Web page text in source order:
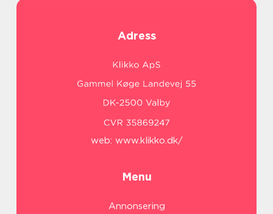
Adress
web: www.klikko.dk/
Menu
Annonsering